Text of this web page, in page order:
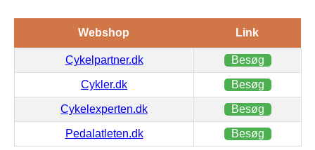
Webshop Link
Cykelpartner.dk Besøg
Cykler.dk Besøg
Cykelexperten.dk Besøg
Pedalatleten.dk Besøg